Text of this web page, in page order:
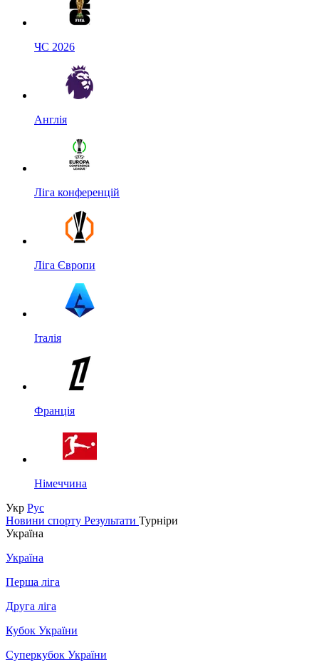
ЧС 2026
Англія
Ліга конференцій
Ліга Європи
Італія
Франція
Німеччина
Укр Рус
Новини спорту Результати Турніри
Україна
Україна
Перша ліга
Друга ліга
Кубок України
Суперкубок України